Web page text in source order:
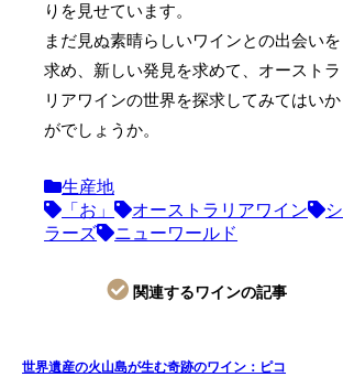
りを見せています。
まだ見ぬ素晴らしいワインとの出会いを
求め、新しい発見を求めて、オーストラ
リアワインの世界を探求してみてはいか
がでしょうか。
生産地
「お」
オーストラリアワイン
シ
ラーズ
ニューワールド
関連するワインの記事
世界遺産の火山島が生む奇跡のワイン：ピコ